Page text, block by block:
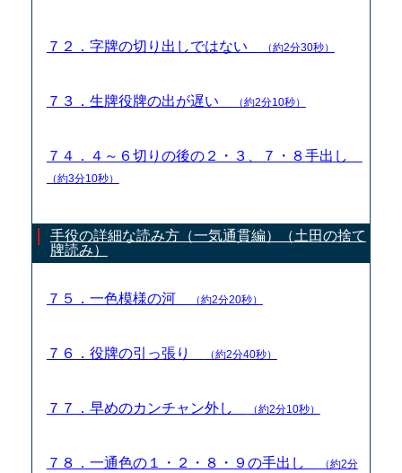
７２．字牌の切り出しではない （約2分30秒）
７３．生牌役牌の出が遅い （約2分10秒）
７４．４～６切りの後の２・３、７・８手出し
（約3分10秒）
手役の詳細な読み方（一気通貫編）（土田の捨て
牌読み）
７５．一色模様の河 （約2分20秒）
７６．役牌の引っ張り （約2分40秒）
７７．早めのカンチャン外し （約2分10秒）
７８．一通色の１・２・８・９の手出し
（約2分